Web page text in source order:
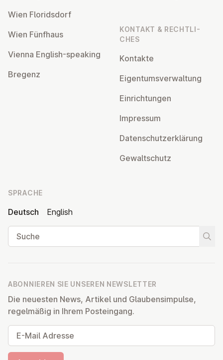
Wien Flo­rids­dorf
Wien Fünfhaus
Vienna English-speaking
Bregenz
KONTAKT & RECHT­LI­
CHES
Kontakte
Ei­gen­tums­ver­wal­tung
Ein­rich­tun­gen
Impressum
Da­ten­schutz­er­klä­rung
Ge­walt­schutz
SPRACHE
Deutsch
English
Suche
ABONNIEREN SIE UNSEREN NEWSLETTER
Die neuesten News, Artikel und Glaubensimpulse,
regelmäßig in Ihrem Posteingang.
E-Mail Adresse